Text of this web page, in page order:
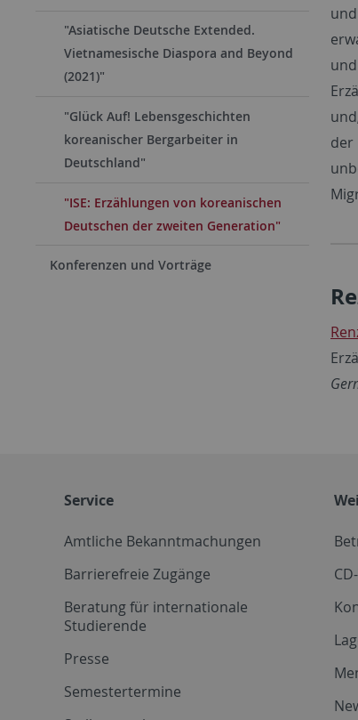
"Asiatische Deutsche Extended.
Vietnamesische Diaspora and Beyond
(2021)"
"Glück Auf! Lebensgeschichten
koreanischer Bergarbeiter in
Deutschland"
"ISE: Erzählungen von koreanischen
Deutschen der zweiten Generation"
Konferenzen und Vorträge
der
Service
Amtliche Bekanntmachungen
Barrierefreie Zugänge
Beratung für internationale
Studierende
Presse
Semestertermine